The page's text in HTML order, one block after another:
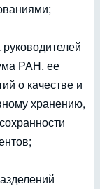
РАН. ее
о качестве и
хранению,